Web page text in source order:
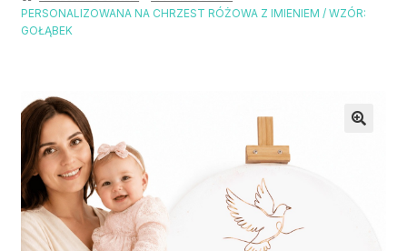
Urodziny / Imprezy
Rozwiń
Stroje / Dodatki
Rozwiń
Akcesoria Party
Moje konto
PERSONALIZOWANA NA CHRZEST RÓŻOWA Z IMIENIEM / WZÓR:
GOŁĄBEK